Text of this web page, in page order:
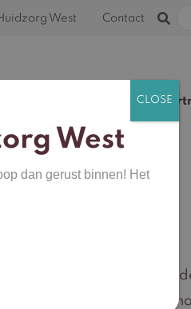
West Contact
van laser ontharen is
en ongewenste
West
dan gerust binnen! Het